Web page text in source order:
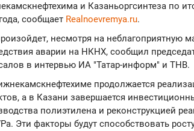
и Казаньоргсинтеза по
сообщает Realnoevremya.ru.
несмотря на неблагоприятную
аварии на НКНХ, сообщил
в интервью ИА "Татар-информ" и ТНВ.
продолжается
а в Казани завершается
полиэтилена и реконструкцией
Эти факторы будут способствовать